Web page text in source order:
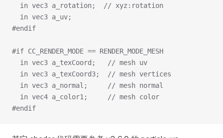
  in vec3 a_rotation;  // xyz:rotation
  in vec3 a_uv;
#endif
#if CC_RENDER_MODE == RENDER_MODE_MESH
  in vec3 a_texCoord;   // mesh uv
  in vec3 a_texCoord3;  // mesh vertices
  in vec3 a_normal;     // mesh normal
  in vec4 a_color1;     // mesh color
#endif